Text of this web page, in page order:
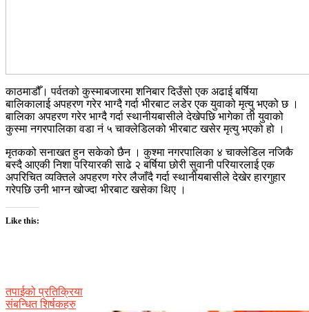
काठमाडौँ। पर्वतको कुस्माबजारमा शनिबार दिउँसो एक अढाई बर्षिया
बालिकालाई अपहरण गरेर भाग्दै गर्दा भीरबाट लडेर एक युवाको मृत्यु भएको छ ।
बालिका अपहरण गरेर भाग्दै गर्दा स्थानीयबासीले देखेपछि भागेका ती युवाको
कुस्मा नगरपालिका वडा नं ५ चाक्लेडिलको भीरबाट खसेर मृत्यु भएको हो ।
मृतकको सनाखत हुन सकेको छैन । कुश्मा नगरपालिका ४ चाक्लेडिल नजिकै
बस्दै आएकी निशा परियारकी साढे २ बर्षिया छोरी सुवानी परियारलाई एक
अपरिचित व्यक्तिले अपहरण गरेर लैजाँदै गर्दा स्थानीयबासीले देखेर हारगुहार
गरेपछि उनी भाग्न खोज्दा भीरबाट खसेका थिए ।
Like this:
तपाईको प्रतिक्रिया
संबन्धित शिर्षकहरु